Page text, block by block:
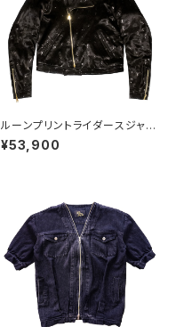
ルーンプリントライダースジャケ
ット
¥53,900